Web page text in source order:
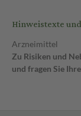
Hinweistexte
Arzneimittel
Zu Risiken und
und fragen Sie